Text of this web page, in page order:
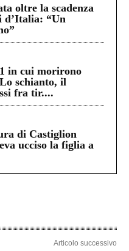
oltre la scadenza
“Un
in cui morirono
schianto, il
fra tir....
di Castiglion
ucciso la figlia a
Articolo successivo